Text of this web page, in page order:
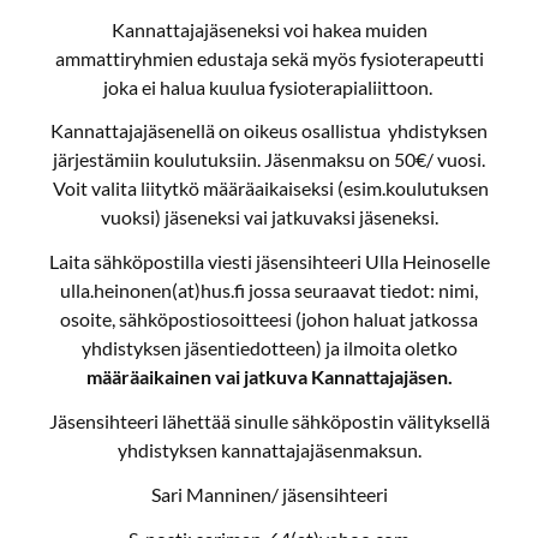
Kannattajajäseneksi voi hakea muiden
ammattiryhmien edustaja sekä myös fysioterapeutti
joka ei halua kuulua fysioterapialiittoon.
Kannattajajäsenellä on oikeus osallistua yhdistyksen
järjestämiin koulutuksiin. Jäsenmaksu on 50€/ vuosi.
Voit valita liitytkö määräaikaiseksi (esim.koulutuksen
vuoksi) jäseneksi vai jatkuvaksi jäseneksi.
Laita sähköpostilla viesti jäsensihteeri Ulla Heinoselle
ulla.heinonen(at)hus.fi jossa seuraavat tiedot: nimi,
osoite, sähköpostiosoitteesi (johon haluat jatkossa
yhdistyksen jäsentiedotteen) ja ilmoita oletko
määräaikainen vai jatkuva Kannattajajäsen.
Jäsensihteeri lähettää sinulle sähköpostin välityksellä
yhdistyksen kannattajajäsenmaksun.
Sari Manninen/ jäsensihteeri